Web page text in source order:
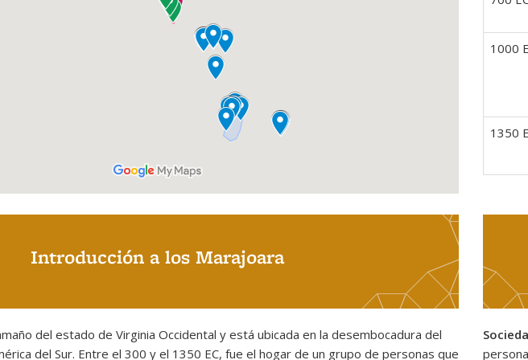
1000
1350
Introducción a los Marajoara
del estado de Virginia Occidental y está ubicada en la desembocadura del
del Sur. Entre el 300 y el 1350 EC, fue el hogar de un grupo de personas que